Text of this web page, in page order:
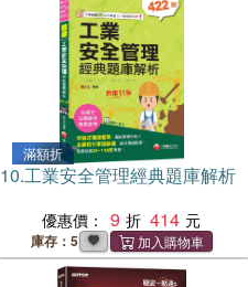
滿額折
10.工業安全管理經典題庫解析
優惠價： 9 414
庫存：5